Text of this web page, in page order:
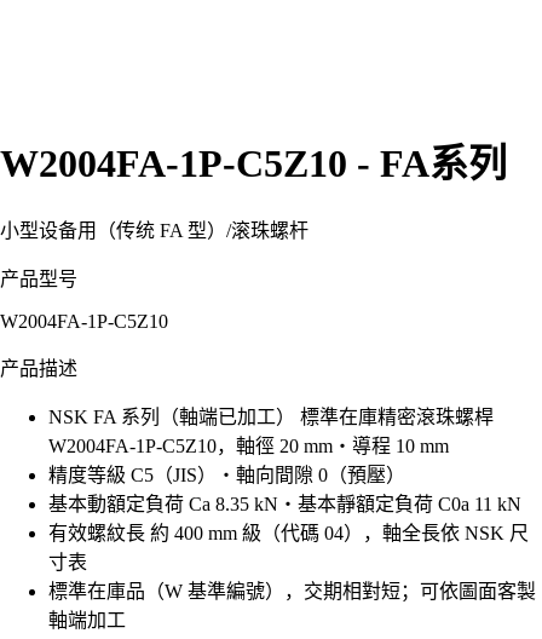
W2004FA-1P-C5Z10 - FA系列
小型设备用（传统 FA 型） /滚珠螺杆
产品型号
W2004FA-1P-C5Z10
产品描述
NSK FA 系列（軸端已加工） 標準在庫精密滾珠螺桿
W2004FA-1P-C5Z10，軸徑 20 mm・導程 10 mm
精度等級 C5（JIS）・軸向間隙 0（預壓）
基本動額定負荷 Ca 8.35 kN・基本靜額定負荷 C0a 11 kN
有效螺紋長 約 400 mm 級（代碼 04），軸全長依 NSK 尺
寸表
標準在庫品（W 基準編號），交期相對短；可依圖面客製
軸端加工